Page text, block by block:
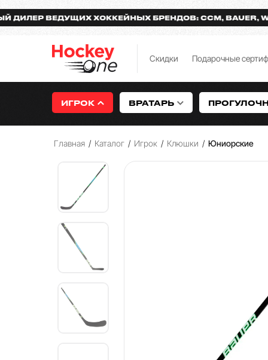
ВЕДУЩИХ ХОККЕЙНЫХ БРЕНДОВ: CCM, BAUER,
Скидки Подарочные
ИГРОК ВРАТАРЬ
Главная / Каталог / Игрок / Клюшки / Юниорские